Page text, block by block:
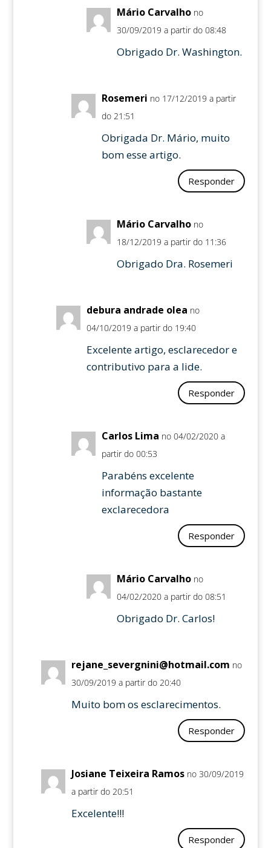
Mário Carvalho no
30/09/2019 a partir do 08:48
Obrigado Dr. Washington.
Rosemeri no 17/12/2019 a partir
do 21:51
Obrigada Dr. Mário, muito
bom esse artigo.
Responder
Mário Carvalho no
18/12/2019 a partir do 11:36
Obrigado Dra. Rosemeri
debura andrade olea no
04/10/2019 a partir do 19:40
Excelente artigo, esclarecedor e
contributivo para a lide.
Responder
Carlos Lima no 04/02/2020 a
partir do 00:53
Parabéns excelente
informação bastante
exclarecedora
Responder
Mário Carvalho no
04/02/2020 a partir do 08:51
Obrigado Dr. Carlos!
rejane_severgnini@hotmail.com no
30/09/2019 a partir do 20:40
Muito bom os esclarecimentos.
Responder
Josiane Teixeira Ramos no 30/09/2019
a partir do 20:51
Excelente!!!
Responder